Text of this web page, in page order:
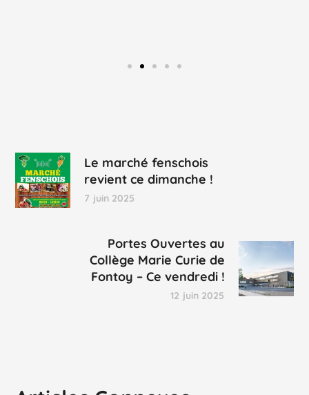
Le marché fenschois
revient ce dimanche !
7 juin 2025
Portes Ouvertes au
Collège Marie Curie de
Fontoy – Ce vendredi !
12 juin 2025